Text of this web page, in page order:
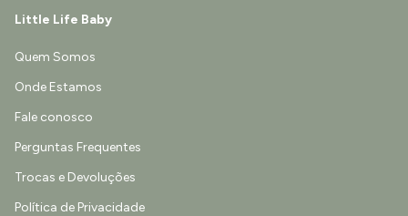
Little Life Baby
Quem Somos
Onde Estamos
Fale conosco
Perguntas Frequentes
Trocas e Devoluções
Política de Privacidade